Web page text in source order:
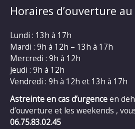
Horaires d’ouverture
Lundi : 13h à 17h
Mardi : 9h à 12h – 13h à 17h
Mercredi : 9h à 12h
Jeudi : 9h à 12h
Vendredi : 9h à 12h et 13h à 17h
Astreinte en cas d’urgenceen
d’ouverture et les weekends ,
06.75.83.02.45